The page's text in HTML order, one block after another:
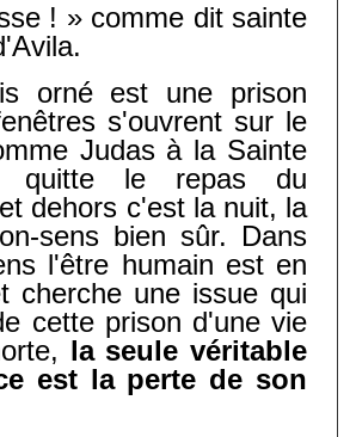
! » comme dit sainte
orné est une prison
s'ouvrent sur le
Judas à la Sainte
quitte le repas du
dehors c'est la nuit, la
sens bien sûr. Dans
l'être humain est en
cherche une issue qui
cette prison d'une vie
la seule véritable
est la perte de son